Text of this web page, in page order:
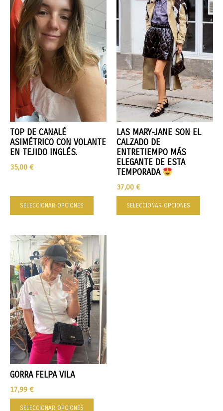
TOP DE CANALÉ
ASIMÉTRICO CON VOLANTE
EN TEJIDO INGLÉS.
35,00 €
SELECCIONAR OPCIONES
LAS MARY-JANE SON EL
CALZADO DE
ENTRETIEMPO MÁS
ELEGANTE DE ESTA
TEMPORADA
37,00 €
SELECCIONAR OPCIONES
GORRA FELPA VILA
17,99 €
SELECCIONAR OPCIONES